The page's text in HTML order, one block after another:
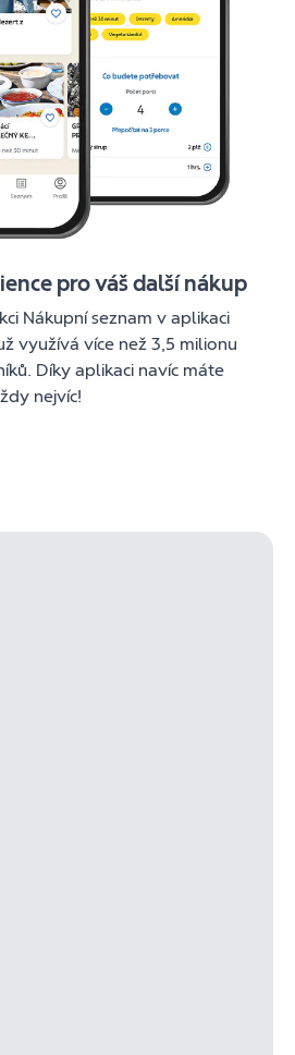
pro váš další nákup
Nákupní seznam v aplikaci
využívá více než 3,5 milionu
Díky aplikaci navíc máte
nejvíc!